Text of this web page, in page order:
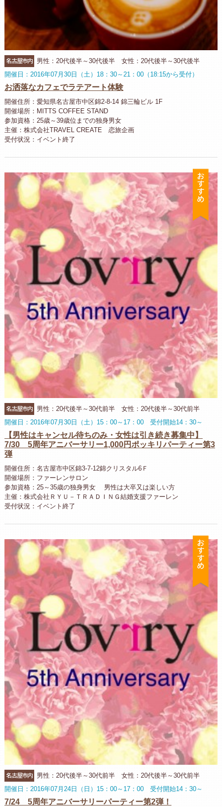
名古屋市内
男性：20代後半～30代後半 女性：20代後半～30代後半
開催日：2016年07月30日（土）18：30～21：00（18:15から受付）
お洒落なカフェでラテアート体験
開催住所：愛知県名古屋市中区錦2-8-14 錦三輪ビル 1F
開催場所：MITTS COFFEE STAND
参加資格：25歳～39歳位までの独身男女
主催：株式会社TRAVEL CREATE 恋旅企画
受付状況：イベント終了
お
名古屋市内
男性：20代後半～30代前半 女性：20代後半～30代前半
開催日：2016年07月30日（土）15：00～17：00 受付開始14：30～
【男性はキャンセル待ちのみ・女性は引き続き募集中】
7/30 5周年アニバーサリー1,000円ポッキリパーティー第3
弾
開催住所：名古屋市中区錦3-7-12錦クリスタル6Ｆ
開催場所：ファーレンサロン
参加資格：25～35歳の独身男女 男性は大卒又は楽しい方
主催：株式会社ＲＹＵ－ＴＲＡＤＩＮＧ結婚支援ファーレン
受付状況：イベント終了
お
名古屋市内
男性：20代後半～30代前半 女性：20代後半～30代前半
開催日：2016年07月24日（日）15：00～17：00 受付開始14：30～
7/24 5周年アニバーサリーパーティー第2弾！